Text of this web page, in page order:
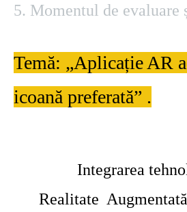
5. Momentul de evaluare
Temă: „Aplicație AR
icoană preferată” .
Integrarea
Realitate